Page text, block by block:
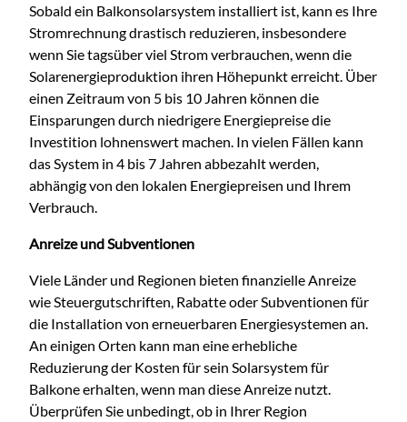
Sobald ein Balkonsolarsystem installiert ist, kann es Ihre
Stromrechnung drastisch reduzieren, insbesondere
wenn Sie tagsüber viel Strom verbrauchen, wenn die
Solarenergieproduktion ihren Höhepunkt erreicht. Über
einen Zeitraum von 5 bis 10 Jahren können die
Einsparungen durch niedrigere Energiepreise die
Investition lohnenswert machen. In vielen Fällen kann
das System in 4 bis 7 Jahren abbezahlt werden,
abhängig von den lokalen Energiepreisen und Ihrem
Verbrauch.
Anreize und Subventionen
Viele Länder und Regionen bieten finanzielle Anreize
wie Steuergutschriften, Rabatte oder Subventionen für
die Installation von erneuerbaren Energiesystemen an.
An einigen Orten kann man eine erhebliche
Reduzierung der Kosten für sein Solarsystem für
Balkone erhalten, wenn man diese Anreize nutzt.
Überprüfen Sie unbedingt, ob in Ihrer Region